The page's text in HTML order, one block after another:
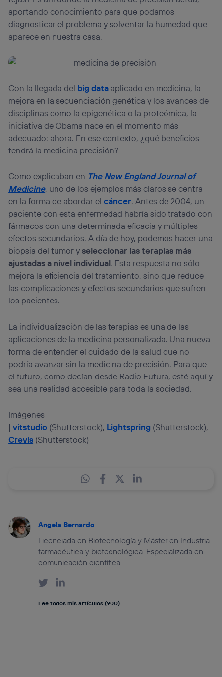
aportando conocimiento para que podamos
diagnosticar el problema y solventar la humedad que
aparece en nuestra casa.
Con la llegada del big data aplicado en medicina, la
mejora en la secuenciación genética y los avances de
disciplinas como la epigenética o la proteómica, la
iniciativa de Obama nace en el momento más
adecuado: ahora. En ese contexto, ¿qué beneficios
tendrá la medicina precisión?
Como explicaban en The New England Journal of
Medicine, uno de los ejemplos más claros se centra
en la forma de abordar elcáncer. Antes de 2004, un
paciente con esta enfermedad habría sido tratado con
fármacos con una determinada eficacia y múltiples
efectos secundarios. A día de hoy, podemos hacer una
biopsia del tumor yseleccionar las terapias más
ajustadas a nivel individual. Esta respuesta no sólo
mejora la eficiencia del tratamiento, sino que reduce
las complicaciones y efectos secundarios que sufren
los pacientes.
La individualización de las terapias es una de las
aplicaciones de la medicina personalizada. Una nueva
forma de entender el cuidado de la salud que no
podría avanzar sin la medicina de precisión. Para que
el futuro, como decían desde Radio Futura, esté aquí y
sea una realidad accesible para toda la sociedad.
Imágenes
|vitstudio (Shutterstock), Lightspring (Shutterstock),
Crevis (Shutterstock)
Angela Bernardo
Licenciada en Biotecnología y Máster en Industria
farmacéutica y biotecnológica. Especializada en
comunicación científica.
Lee todos mis artículos (900)